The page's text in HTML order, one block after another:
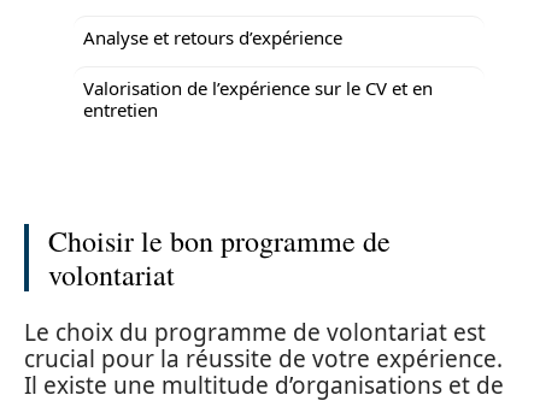
Analyse et retours d’expérience
Valorisation de l’expérience sur le CV et en
entretien
Choisir le bon programme de
volontariat
Le choix du programme de volontariat est
crucial pour la réussite de votre expérience.
Il existe une multitude d’organisations et de